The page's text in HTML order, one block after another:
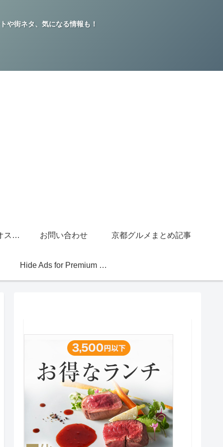
や街ネタ、気になる情報も！
グッチジャパン的オススメ店 お問い合わせ 京都グルメまとめ記事
Hide Ads for Premium Members